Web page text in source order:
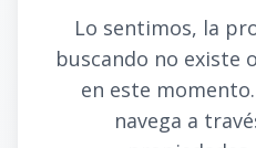
Lo sentimos, la
buscando no existe
en este
navega a